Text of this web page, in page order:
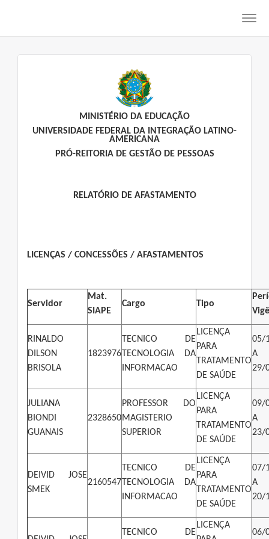
MINISTÉRIO DA EDUCAÇÃO
UNIVERSIDADE FEDERAL DA INTEGRAÇÃO LATINO-
AMERICANA
PRÓ-REITORIA DE GESTÃO DE PESSOAS
RELATÓRIO DE AFASTAMENTO
LICENÇAS / CONCESSÕES / AFASTAMENTOS
Servidor
Mat.
SIAPE
Cargo Tipo
RINALDO
DILSON
BRISOLA
1823976
TECNICO DE
TECNOLOGIA DA
INFORMACAO
LICENÇA
PARA
TRATAMENTO
DE SAÚDE
05/
A
29/
JULIANA
BIONDI
GUANAIS
2328650
PROFESSOR DO
MAGISTERIO
SUPERIOR
LICENÇA
PARA
TRATAMENTO
DE SAÚDE
09/
A
23/
DEIVID JOSE
SMEK
2160547
TECNICO DE
TECNOLOGIA DA
INFORMACAO
LICENÇA
PARA
TRATAMENTO
DE SAÚDE
07/
A
20/
TECNICO DE
LICENÇA
06/